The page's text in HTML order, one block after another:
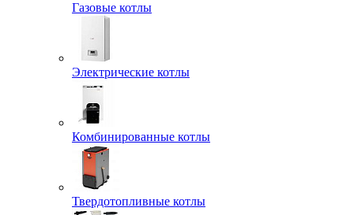
Газовые котлы
Электрические котлы
Комбинированные котлы
Твердотопливные котлы